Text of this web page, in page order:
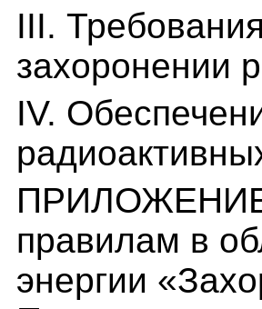
III.
захоронении
IV.
ПРИЛОЖЕНИЕ
правилам в
энергии